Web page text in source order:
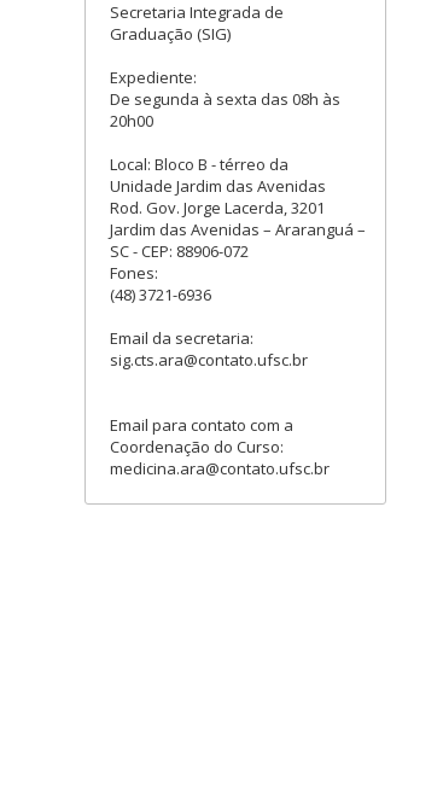
Secretaria Integrada de
Graduação (SIG)
Expediente:
De segunda à sexta das 08h às
20h00
Local: Bloco B - térreo da
Unidade Jardim das Avenidas
Rod. Gov. Jorge Lacerda, 3201
Jardim das Avenidas – Araranguá –
SC - CEP: 88906-072
Fones:
(48) 3721-6936
Email da secretaria:
sig.cts.ara@contato.ufsc.br
Email para contato com a
Coordenação do Curso:
medicina.ara@contato.ufsc.br